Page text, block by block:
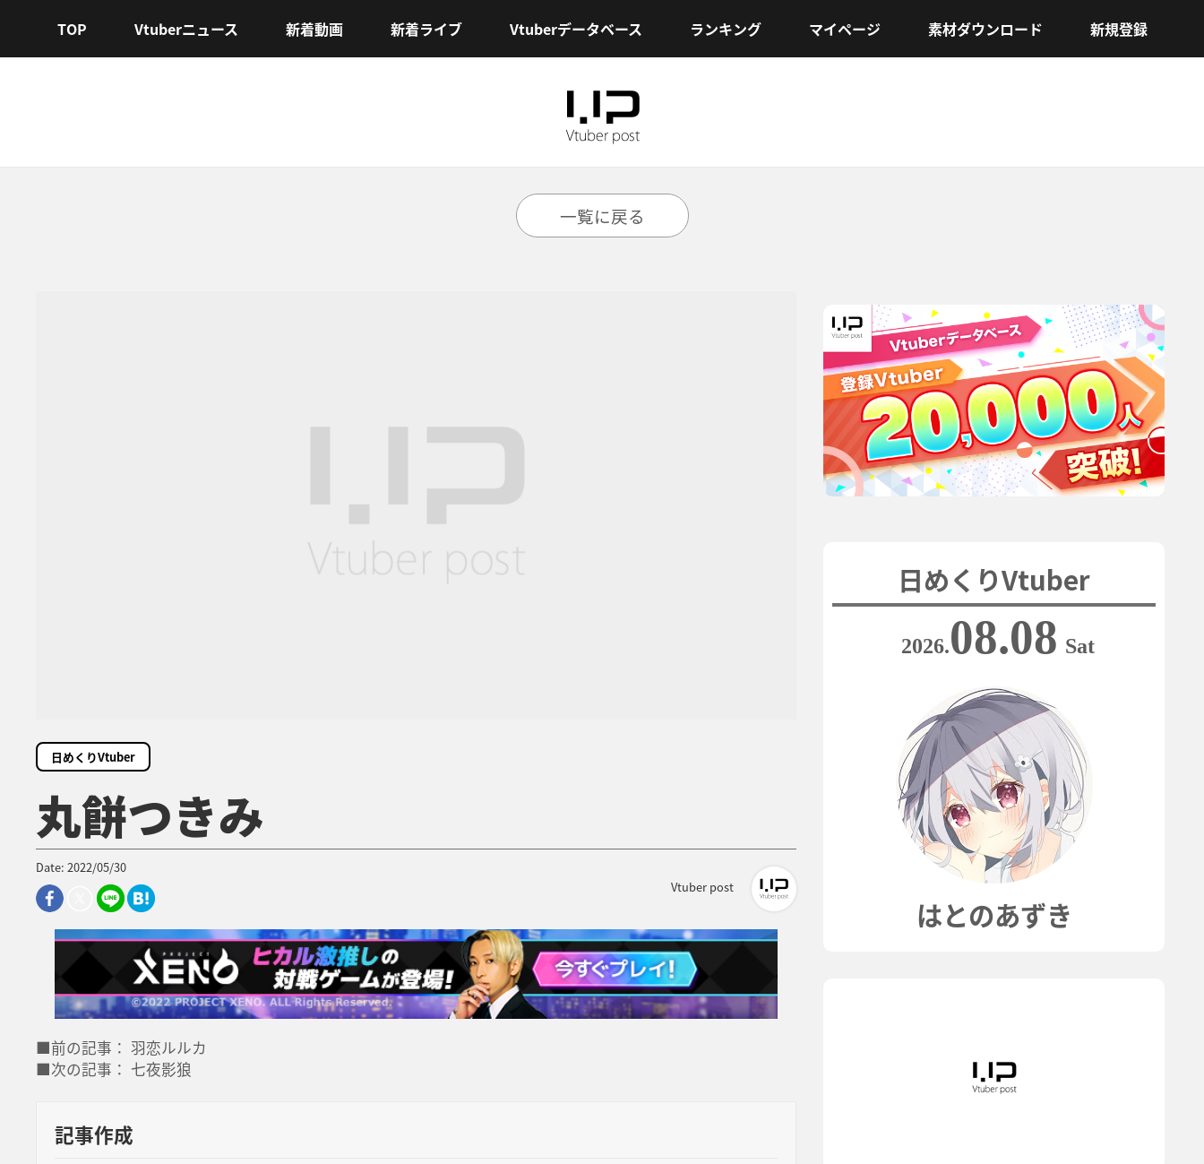
TOP Vtuberニュース 新着動画 新着ライブ Vtuberデータベース ランキング マイページ 素材ダウンロード 新規登録
一覧に戻る
日めくりVtuber
丸餅つきみ
Date: 2022/05/30
Vtuber post
■前の記事： 羽恋ルルカ
■次の記事： 七夜影狼
記事作成
日めくりVtuber
2026.08.08 Sat
はとのあずき